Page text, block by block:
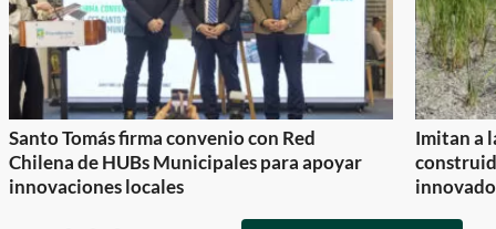
Santo Tomás firma convenio con Red
Chilena de HUBs Municipales para apoyar
innovaciones locales
Imitan a